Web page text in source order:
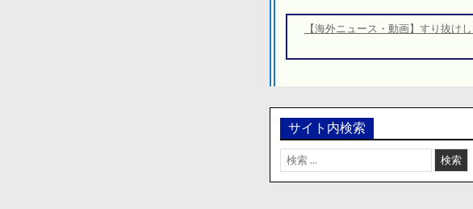
ー 【海外ニュース・動画】すり抜け
サイト内検索
検
索: